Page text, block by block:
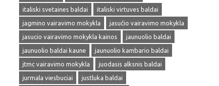
italiski svetaines baldai
italiski virtuves baldai
jagmino vairavimo mokykla
jasučio vairavimo mokykla
jasucio vairavimo mokykla kainos
jaunuolio baldai
jaunuolio baldai kaune
jaunuolio kambario baldai
jtmc vairavimo mokykla
juodasis alksnis baldai
jurmala viesbuciai
justluka baldai